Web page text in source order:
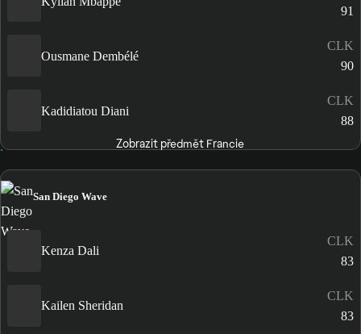
91
Ousmane Dembélé
CLK
90
Kadidiatou Diani
CLK
88
Zobrazit předmět Francie
San Diego Wave
Kenza Dali
CLK
83
Kailen Sheridan
CLK
83